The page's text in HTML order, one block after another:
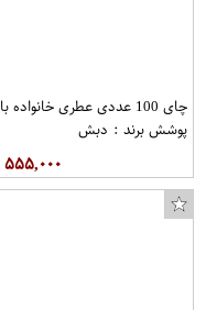
چای 100 عددی عطری خانواده با
پوشش برند : دبش
۵۵۵,۰۰۰